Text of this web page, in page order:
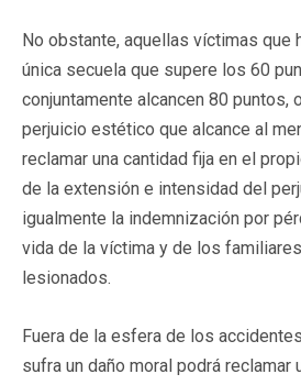
No obstante, aquellas víctimas que
única secuela que supere los 60
conjuntamente alcancen 80 puntos,
perjuicio estético que alcance al
reclamar una cantidad fija en el
de la extensión e intensidad del
igualmente la indemnización por
vida de la víctima y de los
lesionados.
Fuera de la esfera de los
sufra un daño moral podrá reclamar